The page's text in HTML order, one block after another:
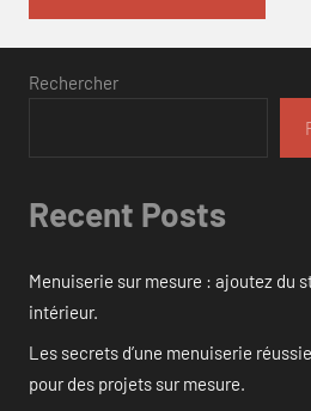
Rechercher
Recent Posts
Menuiserie sur mesure : ajoutez du
intérieur.
Les secrets d’une menuiserie
pour des projets sur mesure.